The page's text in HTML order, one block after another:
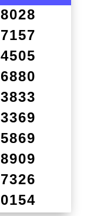
8028
7157
4505
6880
3833
3369
5869
8909
7326
0154